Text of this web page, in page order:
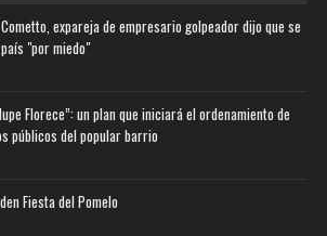
expareja de empresario golpeador dijo que se
"por miedo"
Florece”: un plan que iniciará el ordenamiento de
públicos del popular barrio
Fiesta del Pomelo